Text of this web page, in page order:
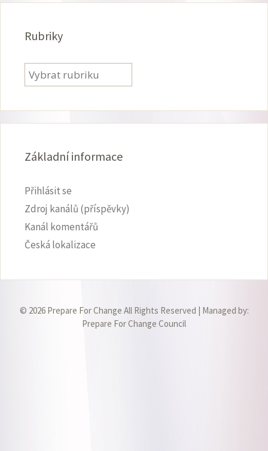
Rubriky
Rubriky
Základní informace
Přihlásit se
Zdroj kanálů (příspěvky)
Kanál komentářů
Česká lokalizace
© 2026 Prepare For Change All Rights Reserved | Managed by:
Prepare For Change Council